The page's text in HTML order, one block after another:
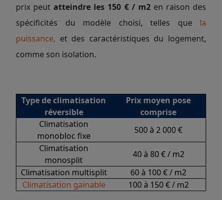
prix peutatteindre les 150 € / m2en raison des
spécificités du modèle choisi, telles que la
puissance, et des caractéristiques du logement,
comme son isolation.
Type de climatisation
réversible
Prix moyen pose
comprise
Climatisation
monobloc fixe
500 à 2 000 €
Climatisation
monosplit
40 à 80 € / m2
Climatisation multisplit
60 à 100 € / m2
Climatisation gainable
100 à 150 € / m2